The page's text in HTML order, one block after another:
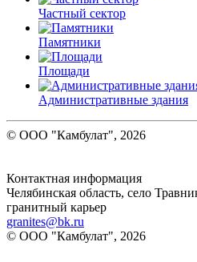
Частный сектор
Памятники
Площади
Административные здания
© ООО "Камбулат", 2026
Контактная информация
Челябинская область, село
гранитный карьер
granites@bk.ru
© ООО "Камбулат", 2026